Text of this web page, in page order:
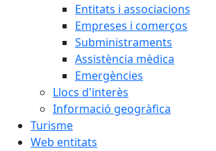
Entitats i associacions
Empreses i comerços
Subministraments
Assistència mèdica
Emergències
Llocs d'interès
Informació geogràfica
Turisme
Web entitats